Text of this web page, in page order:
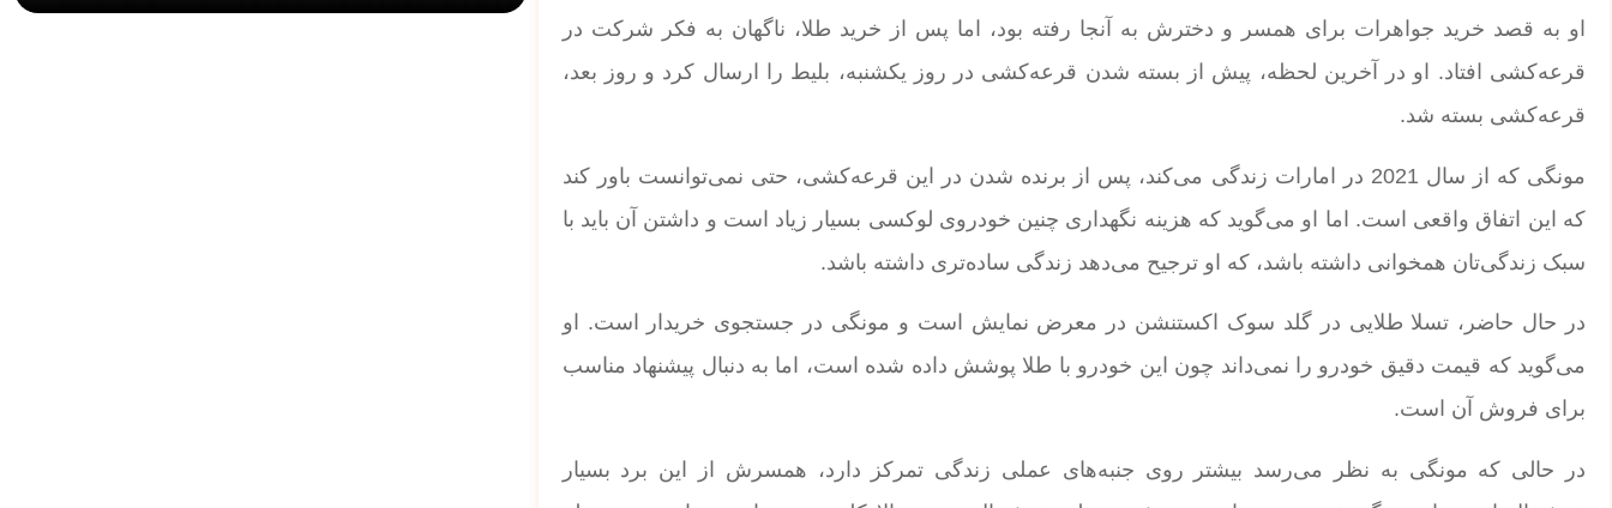
او به قصد خرید جواهرات برای همسر و دخترش به آنجا رفته بود، اما پس از خرید طلا، ناگهان به فکر شرکت در
قرعه‌کشی افتاد. او در آخرین لحظه، پیش از بسته شدن قرعه‌کشی در روز یکشنبه، بلیط را ارسال کرد و روز بعد،
قرعه‌کشی بسته شد.
مونگی که از سال 2021 در امارات زندگی می‌کند، پس از برنده شدن در این قرعه‌کشی، حتی نمی‌توانست باور کند
که این اتفاق واقعی است. اما او می‌گوید که هزینه نگهداری چنین خودروی لوکسی بسیار زیاد است و داشتن آن باید با
سبک زندگی‌تان همخوانی داشته باشد، که او ترجیح می‌دهد زندگی ساده‌تری داشته باشد.
در حال حاضر، تسلا طلایی در گلد سوک اکستنشن در معرض نمایش است و مونگی در جستجوی خریدار است. او
می‌گوید که قیمت دقیق خودرو را نمی‌داند چون این خودرو با طلا پوشش داده شده است، اما به دنبال پیشنهاد مناسب
برای فروش آن است.
در حالی که مونگی به نظر می‌رسد بیشتر روی جنبه‌های عملی زندگی تمرکز دارد، همسرش از این برد بسیار